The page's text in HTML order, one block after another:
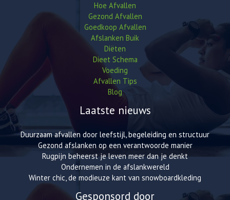
Hoe Afvallen
Gezond Afvallen
Goedkoop Afvallen
Afslanken Buik
Diëten
Dieet Schema
Voeding
Afvallen Tips
Blog
Laatste nieuws
Duurzaam afvallen door leefstijl, begeleiding en structuur
Gezond afslanken op een verantwoorde manier
Rugpijn beheerst je leven meer dan je denkt
Ondernemen in de afslankwereld
Winter chic, de modieuze kant van snowboardkleding
Gesponsord door